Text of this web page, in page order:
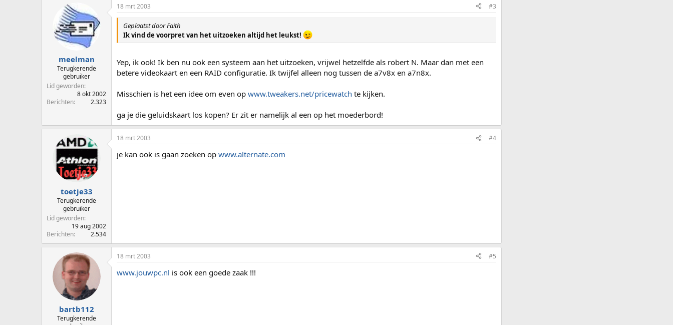
meelman
Terugkerende
gebruiker
Lid geworden
8 okt 2002
Berichten
2.323
18 mrt 2003 #3
Geplaatst door Faith
Ik vind de voorpret van het uitzoeken altijd het leukst!
Yep, ik ook! Ik ben nu ook een systeem aan het uitzoeken, vrijwel hetzelfde als robert N. Maar dan met een
betere videokaart en een RAID configuratie. Ik twijfel alleen nog tussen de a7v8x en a7n8x.
Misschien is het een idee om even op www.tweakers.net/pricewatch te kijken.
ga je die geluidskaart los kopen? Er zit er namelijk al een op het moederbord!
toetje33
Terugkerende
gebruiker
Lid geworden
19 aug 2002
Berichten
2.534
18 mrt 2003 #4
je kan ook is gaan zoeken op www.alternate.com
bartb112
Terugkerende
18 mrt 2003 #5
www.jouwpc.nl is ook een goede zaak !!!